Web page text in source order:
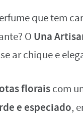
que tem
O Una
ar chique e
floraiscom
e especiado,